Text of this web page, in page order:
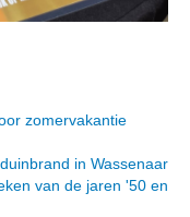
zomervakantie
in Wassenaar
van de jaren '50 en